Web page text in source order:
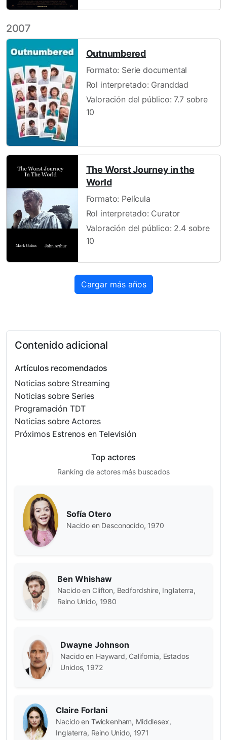
2007
Outnumbered
Formato: Serie documental
Rol interpretado: Granddad
Valoración del público: 7.7 sobre
10
The Worst Journey in the
World
Formato: Película
Rol interpretado: Curator
Valoración del público: 2.4 sobre
10
Cargar más años
Contenido adicional
Artículos recomendados
Noticias sobre Streaming
Noticias sobre Series
Programación TDT
Noticias sobre Actores
Próximos Estrenos en Televisión
Top actores
Ranking de actores más buscados
Sofía Otero
Nacido en Desconocido, 1970
Ben Whishaw
Nacido en Clifton, Bedfordshire, Inglaterra,
Reino Unido, 1980
Dwayne Johnson
Nacido en Hayward, California, Estados
Unidos, 1972
Claire Forlani
Nacido en Twickenham, Middlesex,
Inglaterra, Reino Unido, 1971